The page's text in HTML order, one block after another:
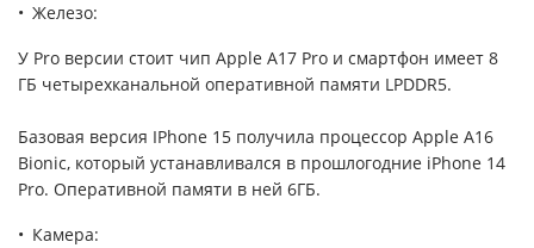
Железо:
У Pro версии стоит чип Apple A17 Pro и смартфон имеет 8
ГБ четырехканальной оперативной памяти LPDDR5.
Базовая версия IPhone 15 получила процессор Apple A16
Bionic, который устанавливался в прошлогодние iPhone 14
Pro. Оперативной памяти в ней 6ГБ.
Камера: